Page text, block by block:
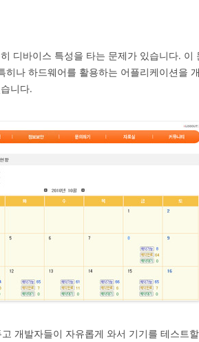
디바이스 특성을 타는 문제가 있습니다. 이
나 하드웨어를 활용하는 어플리케이션을
니다.
개발자들이 자유롭게 와서 기기를 테스트